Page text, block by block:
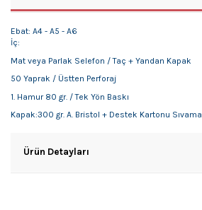
Ebat: A4 - A5 - A6
İç:
Mat veya Parlak Selefon / Taç + Yandan Kapak
50 Yaprak / Üstten Perforaj
1. Hamur 80 gr. / Tek Yön Baskı
Kapak:300 gr. A. Bristol + Destek Kartonu Sıvama
Ürün Detayları